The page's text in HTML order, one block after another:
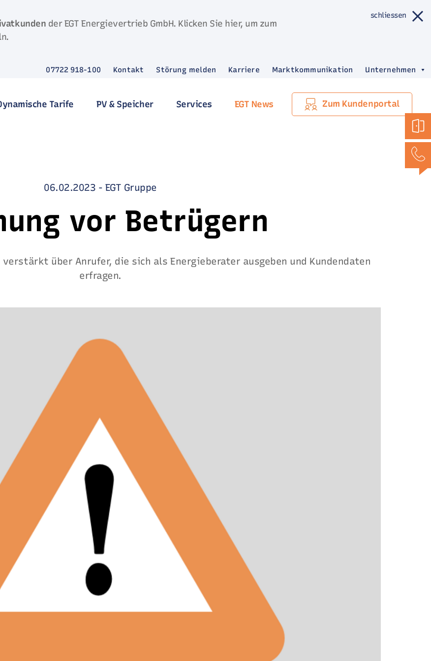
der EGT Energievertrieb GmbH. Klicken Sie hier, um zum
schliessen
07722 918-100 Kontakt Störung melden Karriere Marktkommunikation Unternehmen
Tarife PV & Speicher Services EGT News Zum Kundenportal
06.02.2023 - EGT Gruppe
vor Betrügern
verstärkt über Anrufer, die sich als Energieberater ausgeben und Kundendaten
erfragen.